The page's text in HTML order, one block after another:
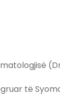
të